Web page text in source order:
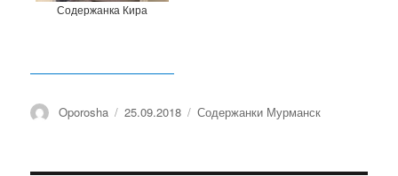
Содержанка Кира
Автор
Oporosha Опубликовано
25.09.2018 Рубрики
Содержанки Мурманск